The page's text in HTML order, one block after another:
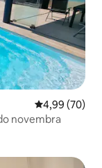
prosječna
4,99 (70)
novembra